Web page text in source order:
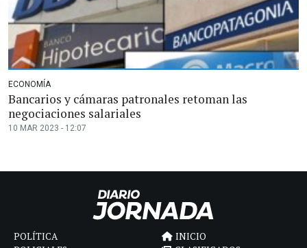
ECONOMÍA
Bancarios y cámaras patronales retoman las
negociaciones salariales
10 MAR 2023 - 12:07
POLÍTICA
INICIO